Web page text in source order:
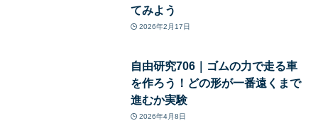
てみよう
2026年2月17日
自由研究706｜ゴムの力で走る車
を作ろう！どの形が一番遠くまで
進むか実験
2026年4月8日